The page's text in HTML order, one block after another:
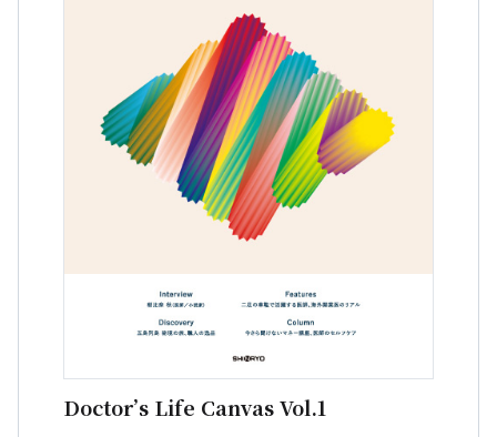
Doctor’s Life Canvas Vol.1